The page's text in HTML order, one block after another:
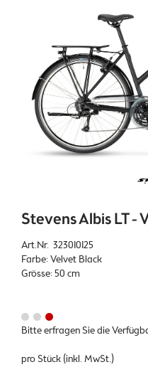
Stevens Albis LT -
Art.Nr. 323010125
Farbe: Velvet Black
Grösse: 50 cm
Bitte erfragen Sie die
pro Stück (inkl. MwSt.)